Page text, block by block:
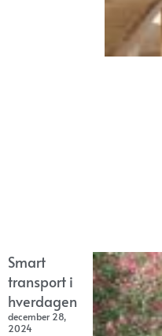
Smart
transport i
hverdagen
december 28,
2024